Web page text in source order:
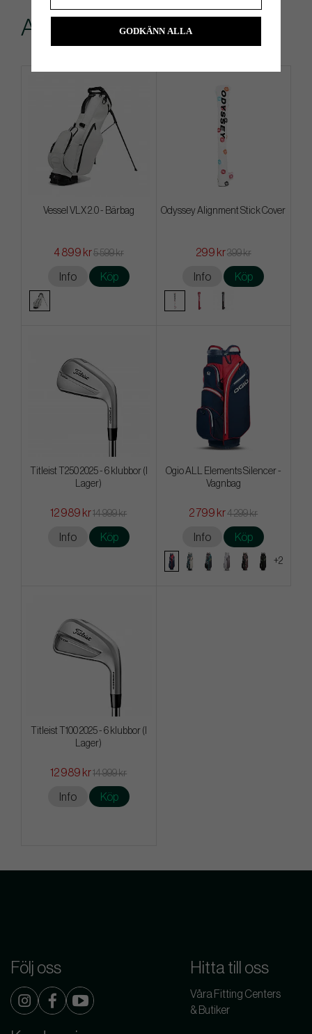
Andra köpte även
Vessel VLX 2.0 - Bärbag
4 899 kr5 599 kr
Info Köp
Odyssey Alignment Stick Cover
299 kr399 kr
Info Köp
Titleist T250 2025 - 6 klubbor (I
Lager)
12 989 kr14 999 kr
Info Köp
Ogio ALL Elements Silencer -
Vagnbag
2 799 kr4 299 kr
Info Köp
+2
Titleist T100 2025 - 6 klubbor (I
Lager)
12 989 kr14 999 kr
Info Köp
Följ oss Hitta till oss
Våra Fitting Centers
& Butiker
GODKÄNN ALLA